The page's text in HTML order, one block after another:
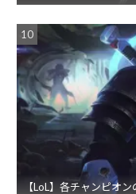
【LoL】各チャンピオ